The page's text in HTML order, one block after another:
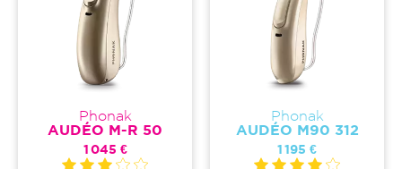
Phonak
AUDÉO M-R 50
1 045 €
Phonak
AUDÉO M90 312
1 195 €